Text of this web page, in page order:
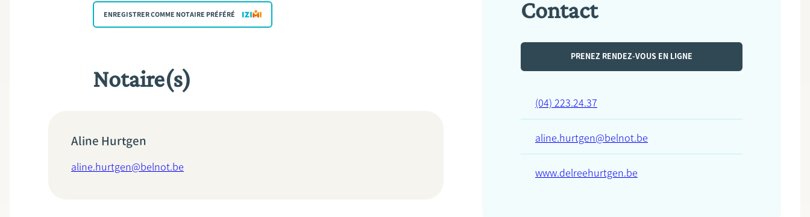
ENREGISTRER COMME NOTAIRE PRÉFÉRÉ
Notaire(s)
Aline Hurtgen
aline.hurtgen@belnot.be
Contact
PRENEZ RENDEZ-VOUS EN LIGNE
(04) 223.24.37
aline.hurtgen@belnot.be
www.delreehurtgen.be